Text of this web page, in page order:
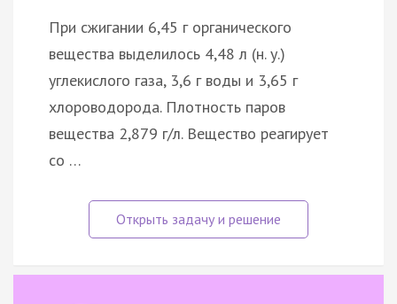
При сжигании 6,45 г органического
вещества выделилось 4,48 л (н. у.)
углекислого газа, 3,6 г воды и 3,65 г
хлороводорода. Плотность паров
вещества 2,879 г/л. Вещество реагирует
со …